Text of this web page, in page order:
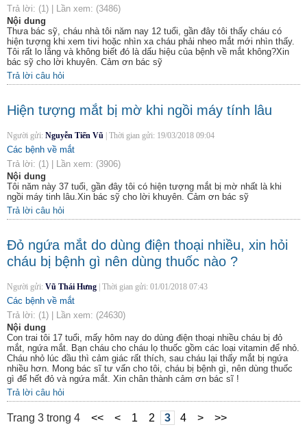
Trả lời: (1) | Lần xem: (3486)
Nội dung
Thưa bác sỹ, cháu nhà tôi năm nay 12 tuổi, gần đây tôi thấy cháu có
hiện tượng khi xem tivi hoặc nhìn xa cháu phải nheo mắt mới nhìn thấy.
Tôi rất lo lắng và không biết đó là dấu hiệu của bệnh về mắt không?Xin
bác sỹ cho lời khuyên. Cảm ơn bác sỹ
Trả lời câu hỏi
Hiện tượng mắt bị mờ khi ngồi máy tính lâu
Người gửi: Nguyễn Tiến Vũ | Thời gian gửi: 19/03/2018 09:04
Các bệnh về mắt
Trả lời: (1) | Lần xem: (3906)
Nội dung
Tôi năm này 37 tuổi, gần đây tôi có hiện tượng mắt bị mờ nhất là khi
ngồi máy tinh lâu.Xin bác sỹ cho lời khuyên. Cảm ơn bác sỹ
Trả lời câu hỏi
Đỏ ngứa mắt do dùng điện thoại nhiều, xin hỏi
cháu bị bệnh gì nên dùng thuốc nào ?
Người gửi: Vũ Thái Hưng | Thời gian gửi: 01/01/2018 07:43
Các bệnh về mắt
Trả lời: (1) | Lần xem: (24630)
Nội dung
Con trai tôi 17 tuổi, mấy hôm nay do dùng điện thoại nhiều cháu bị đỏ
mắt, ngứa mắt. Bạn cháu cho cháu lọ thuốc gồm các loại vitamin để nhỏ.
Cháu nhỏ lúc đầu thì cảm giác rất thích, sau cháu lại thấy mắt bị ngứa
nhiều hơn. Mong bác sĩ tư vấn cho tôi, cháu bị bệnh gì, nên dùng thuốc
gì để hết đỏ và ngứa mắt. Xin chân thành cảm ơn bác sĩ !
Trả lời câu hỏi
Trang 3 trong 4 << < 1 2 3 4 > >>